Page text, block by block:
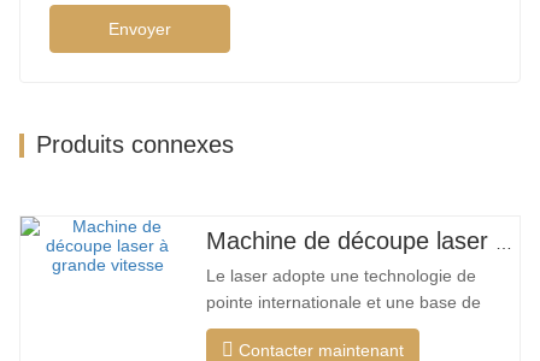
Envoyer
Produits connexes
Le laser adopte une technologie de
pointe internationale et une base de
données de processus de découpe
unique, qui peut effectuer différentes
Contacter maintenant